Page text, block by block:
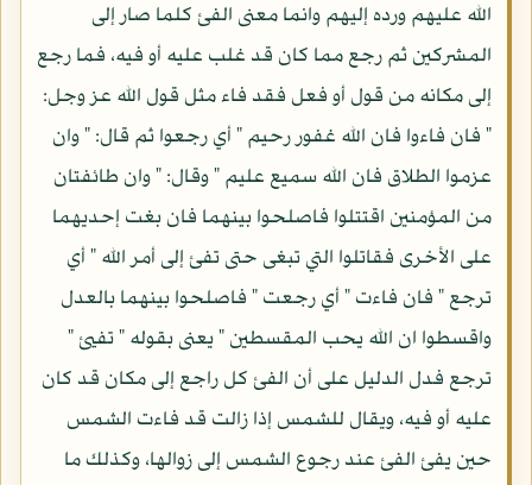
الله عليهم ورده إليهم وانما معنى الفئ كلما صار إلى
المشركين ثم رجع مما كان قد غلب عليه أو فيه، فما رجع
إلى مكانه من قول أو فعل فقد فاء مثل قول الله عز وجل:
" فان فاءوا فان الله غفور رحيم " أي رجعوا ثم قال: " وان
عزموا الطلاق فان الله سميع عليم " وقال: " وان طائفتان
من المؤمنين اقتتلوا فاصلحوا بينهما فان بغت إحديهما
على الأخرى فقاتلوا التي تبغى حتى تفئ إلى أمر الله " أي
ترجع " فان فاءت " أي رجعت " فاصلحوا بينهما بالعدل
واقسطوا ان الله يحب المقسطين " يعنى بقوله " تفيئ "
ترجع فدل الدليل على أن الفئ كل راجع إلى مكان قد كان
عليه أو فيه، ويقال للشمس إذا زالت قد فاءت الشمس
حين يفئ الفئ عند رجوع الشمس إلى زوالها، وكذلك ما